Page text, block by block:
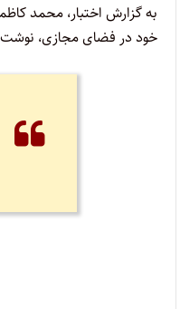
به گزارش اختبار، محمد
خود در فضای مجازی،